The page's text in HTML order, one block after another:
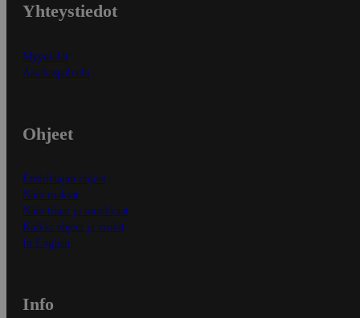
Yhteystiedot
Myymälät
Asiakaspalvelu
Ohjeet
Ensitilaajan ohjeet
Näin maksat
Näin tilaat ja muokkaat
Kaikki ohjeet ja vinkit
In English
Info